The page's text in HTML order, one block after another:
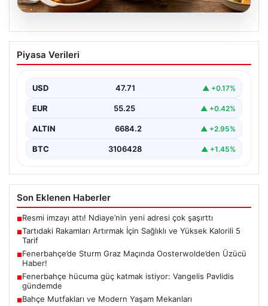
06.08.2026
Tartıdaki Rakamları Artırmak İçin
Sağlıklı ve Yüksek Kalorili 5 Tarif
rahatsızlık hissi yaratmadan, dengeli ve kalori
açısından…
Piyasa Verileri
USD 47.71 ▲ +0.17%
EUR 55.25 ▲ +0.42%
ALTIN 6684.2 ▲ +2.95%
BTC 3106428 ▲ +1.45%
Son Eklenen Haberler
■Resmi imzayı attı! Ndiaye’nin yeni adresi çok şaşırttı
■Tartıdaki Rakamları Artırmak İçin Sağlıklı ve Yüksek Kalorili 5
Tarif
■Fenerbahçe’de Sturm Graz Maçında Oosterwolde’den Üzücü
Haber!
■Fenerbahçe hücuma güç katmak istiyor: Vangelis Pavlidis
gündemde
■Bahçe Mutfakları ve Modern Yaşam Mekanları